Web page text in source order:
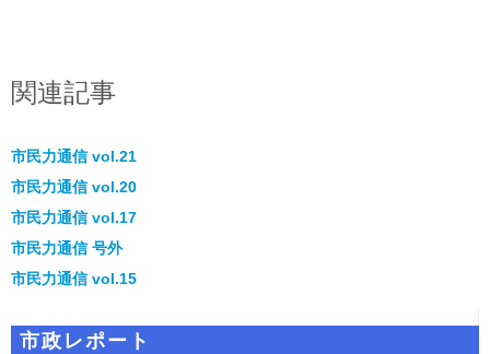
関連記事
市民力通信 vol.21
市民力通信 vol.20
市民力通信 vol.17
市民力通信 号外
市民力通信 vol.15
市政レポート